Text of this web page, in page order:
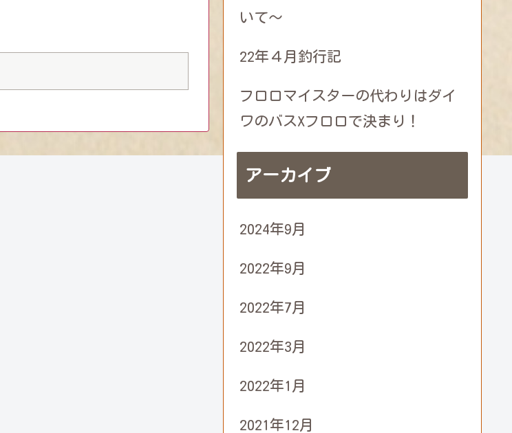
いて～
22年４月釣行記
フロロマイスターの代わりはダイ
ワのバスXフロロで決まり！
アーカイブ
2024年9月
2022年9月
2022年7月
2022年3月
2022年1月
2021年12月